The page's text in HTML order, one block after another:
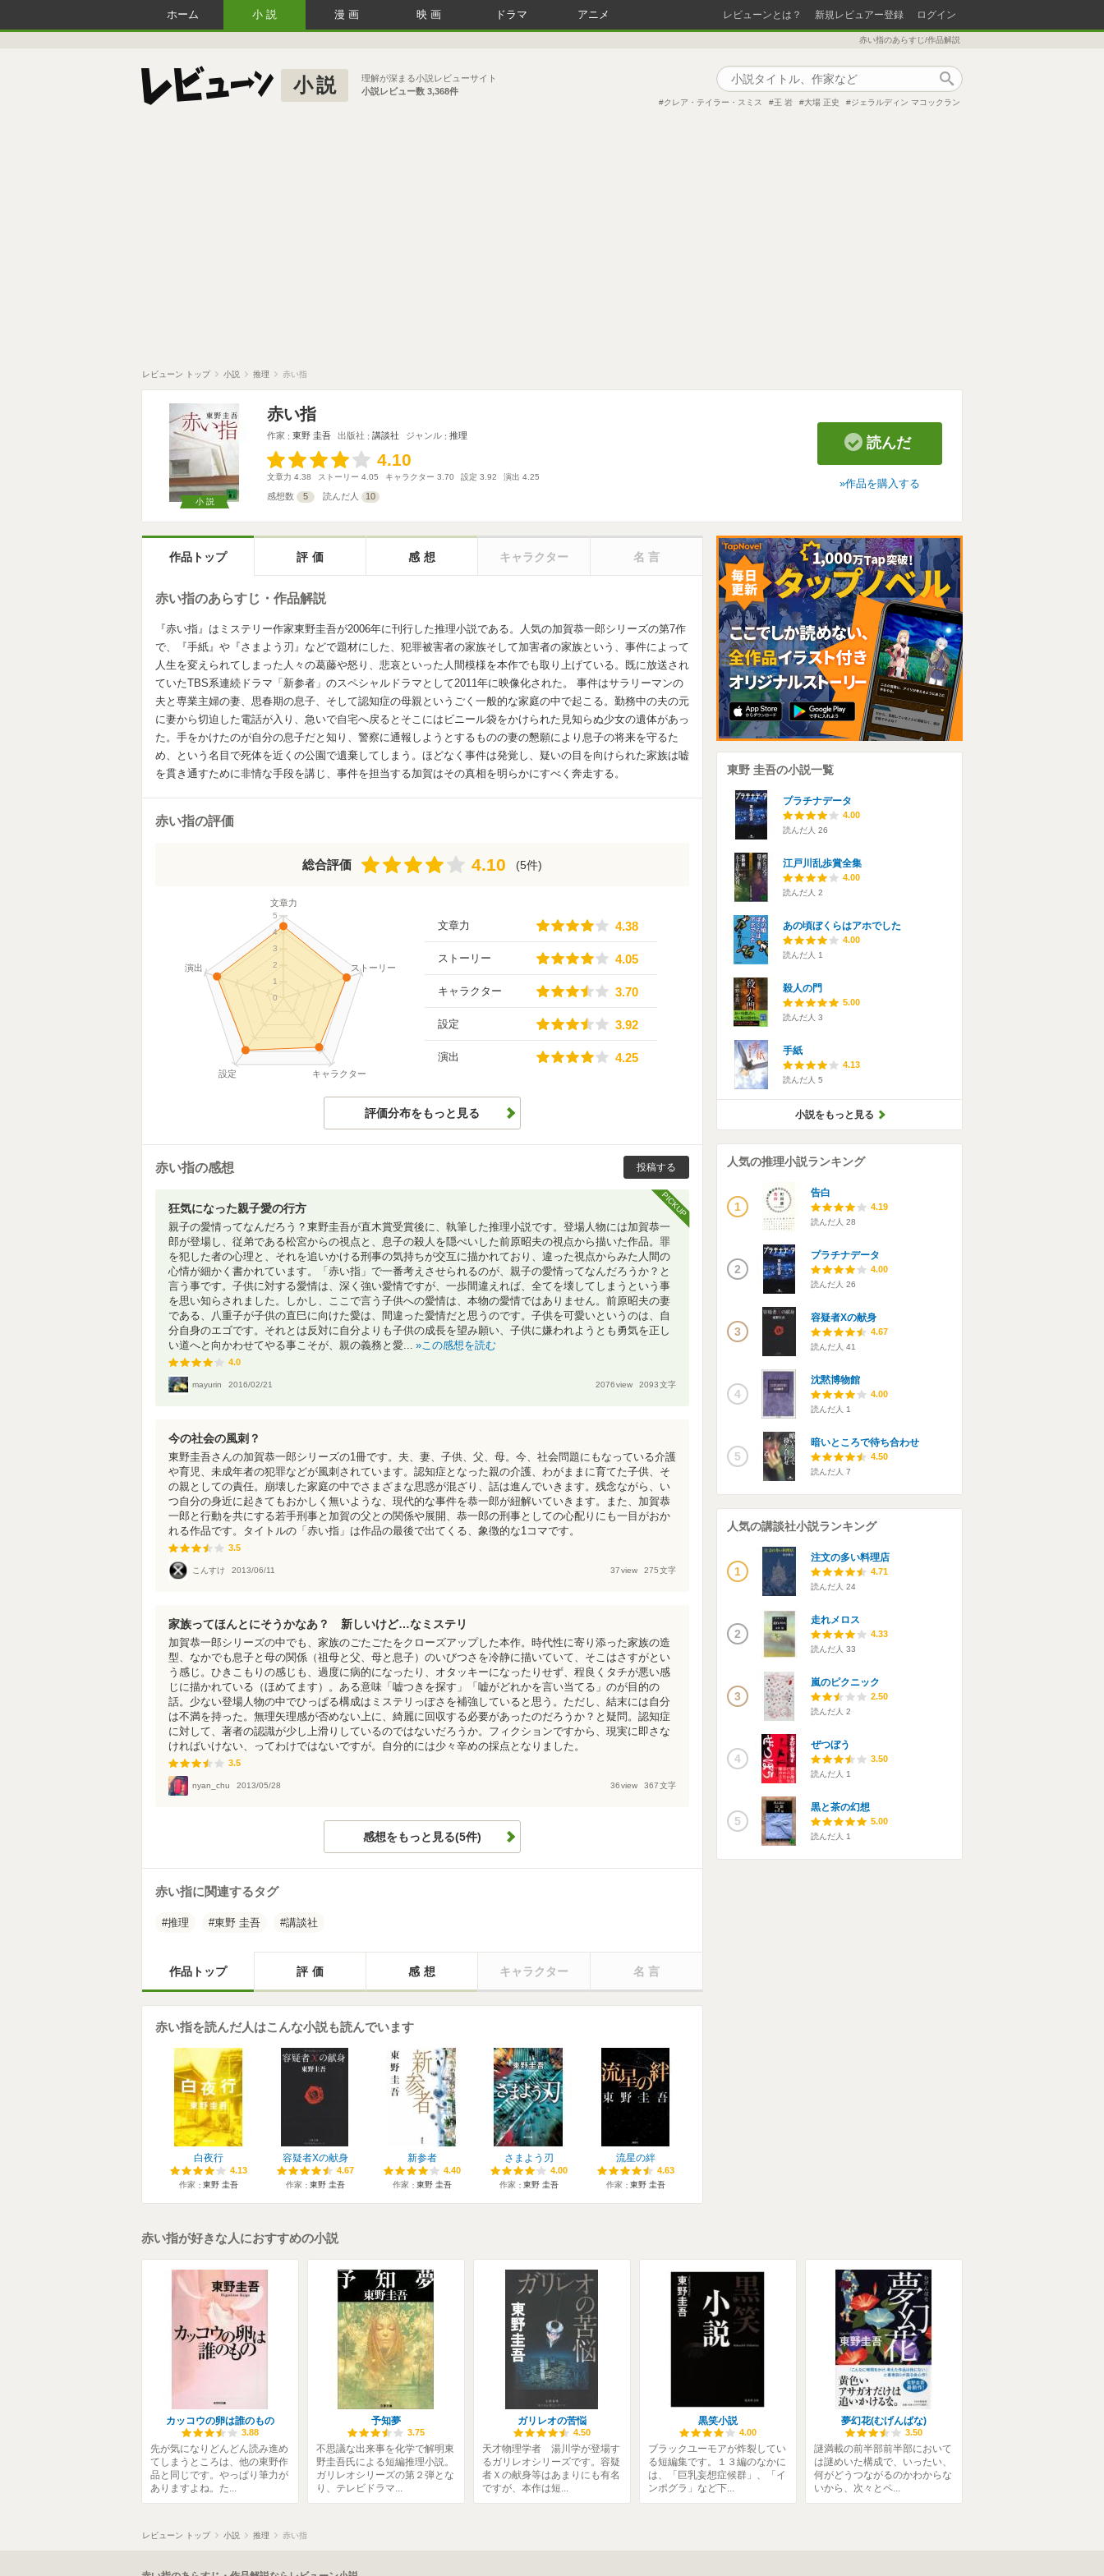
ホーム 小説 漫画 映画 ドラマ アニメ レビューンとは？ 新規レビュアー登録 ログイン
赤い指のあらすじ/作品解説
小説
理解が深まる小説レビューサイト
小説レビュー数 3,368件
クレア・テイラー・スミス 王 岩 大場 正史 ジェラルディン マコックラン
レビューン トップ 小説 推理 赤い指
小説
赤い指
作家 東野 圭吾 出版社 講談社 ジャンル 推理
4.10
4.10
文章力 4.38 ストーリー 4.05 キャラクター 3.70 設定 3.92 演出 4.25
感想数 5 読んだ人 10
読んだ
作品を購入する
作品トップ 評価 感想 キャラクター 名言
赤い指のあらすじ・作品解説
『赤い指』はミステリー作家東野圭吾が2006年に刊行した推理小説である。人気の加賀恭一郎シリーズの第7作
で、『手紙』や『さまよう刃』などで題材にした、犯罪被害者の家族そして加害者の家族という、事件によって
人生を変えられてしまった人々の葛藤や怒り、悲哀といった人間模様を本作でも取り上げている。既に放送され
ていたTBS系連続ドラマ「新参者」のスペシャルドラマとして2011年に映像化された。 事件はサラリーマンの
夫と専業主婦の妻、思春期の息子、そして認知症の母親というごく一般的な家庭の中で起こる。勤務中の夫の元
に妻から切迫した電話が入り、急いで自宅へ戻るとそこにはビニール袋をかけられた見知らぬ少女の遺体があっ
た。手をかけたのが自分の息子だと知り、警察に通報しようとするものの妻の懇願により息子の将来を守るた
め、という名目で死体を近くの公園で遺棄してしまう。ほどなく事件は発覚し、疑いの目を向けられた家族は嘘
を貫き通すために非情な手段を講じ、事件を担当する加賀はその真相を明らかにすべく奔走する。
赤い指の評価
総合評価 4.10
4.10 (5件)
文章力
ストーリー
キャラクター
設定
演出
0
1
2
3
4
5
文章力 4.38
4.38
ストーリー 4.05
4.05
キャラクター 3.70
3.70
設定 3.92
3.92
演出 4.25
4.25
評価分布をもっと見る
赤い指の感想 投稿する
狂気になった親子愛の行方
親子の愛情ってなんだろう？東野圭吾が直木賞受賞後に、執筆した推理小説です。登場人物には加賀恭一
郎が登場し、従弟である松宮からの視点と、息子の殺人を隠ぺいした前原昭夫の視点から描いた作品。罪
を犯した者の心理と、それを追いかける刑事の気持ちが交互に描かれており、違った視点からみた人間の
心情が細かく書かれています。「赤い指」で一番考えさせられるのが、親子の愛情ってなんだろうか？と
言う事です。子供に対する愛情は、深く強い愛情ですが、一歩間違えれば、全てを壊してしまうという事
を思い知らされました。しかし、ここで言う子供への愛情は、本物の愛情ではありません。前原昭夫の妻
である、八重子が子供の直巳に向けた愛は、間違った愛情だと思うのです。子供を可愛いというのは、自
分自身のエゴです。それとは反対に自分よりも子供の成長を望み願い、子供に嫌われようとも勇気を正し
い道へと向かわせてやる事こそが、親の義務と愛...
この感想を読む
4.0
4.0
mayurin 2016/02/21 2076view 2093文字
PICKUP
今の社会の風刺？
東野圭吾さんの加賀恭一郎シリーズの1冊です。夫、妻、子供、父、母。今、社会問題にもなっている介護
や育児、未成年者の犯罪などが風刺されています。認知症となった親の介護、わがままに育てた子供、そ
の親としての責任。崩壊した家庭の中でさまざまな思惑が混ざり、話は進んでいきます。残念ながら、い
つ自分の身近に起きてもおかしく無いような、現代的な事件を恭一郎が紐解いていきます。また、加賀恭
一郎と行動を共にする若手刑事と加賀の父との関係や展開、恭一郎の刑事としての心配りにも一目がおか
れる作品です。タイトルの「赤い指」は作品の最後で出てくる、象徴的な1コマです。
3.5
3.5
こんすけ 2013/06/11 37view 275文字
家族ってほんとにそうかなあ？ 新しいけど…なミステリ
加賀恭一郎シリーズの中でも、家族のごたごたをクローズアップした本作。時代性に寄り添った家族の造
型、なかでも息子と母の関係（祖母と父、母と息子）のいびつさを冷静に描いていて、そこはさすがとい
う感じ。ひきこもりの感じも、過度に病的になったり、オタッキーになったりせず、程良くタチが悪い感
じに描かれている（ほめてます）。ある意味「嘘つきを探す」「嘘がどれかを言い当てる」のが目的の
話。少ない登場人物の中でひっぱる構成はミステリっぽさを補強していると思う。ただし、結末には自分
は不満を持った。無理矢理感が否めない上に、綺麗に回収する必要があったのだろうか？と疑問。認知症
に対して、著者の認識が少し上滑りしているのではないだろうか。フィクションですから、現実に即さな
ければいけない、ってわけではないですが。自分的には少々辛めの採点となりました。
3.5
3.5
nyan_chu 2013/05/28 36view 367文字
感想をもっと見る(5件)
赤い指に関連するタグ
推理 東野 圭吾 講談社
作品トップ 評価 感想 キャラクター 名言
赤い指を読んだ人はこんな小説も読んでいます
白夜行
4.13
4.13
作家 東野 圭吾
容疑者Xの献身
4.67
4.67
作家 東野 圭吾
新参者
4.40
4.40
作家 東野 圭吾
さまよう刃
4.00
4.00
作家 東野 圭吾
流星の絆
4.63
4.63
作家 東野 圭吾
東野 圭吾の小説一覧
プラチナデータ
4.00
読んだ人 26
江戸川乱歩賞全集
4.00
読んだ人 2
あの頃ぼくらはアホでした
4.00
読んだ人 1
殺人の門
5.00
読んだ人 3
手紙
4.13
読んだ人 5
小説をもっと見る
人気の推理小説ランキング
1
告白
4.19
読んだ人 28
2
プラチナデータ
4.00
読んだ人 26
3
容疑者Xの献身
4.67
読んだ人 41
4
沈黙博物館
4.00
読んだ人 1
5
暗いところで待ち合わせ
4.50
読んだ人 7
人気の講談社小説ランキング
1
注文の多い料理店
4.71
読んだ人 24
2
走れメロス
4.33
読んだ人 33
3
嵐のピクニック
2.50
読んだ人 2
4
ぜつぼう
3.50
読んだ人 1
5
黒と茶の幻想
5.00
読んだ人 1
赤い指が好きな人におすすめの小説
カッコウの卵は誰のもの
3.88
先が気になりどんどん読み進め
てしまうところは、他の東野作
品と同じです。やっぱり筆力が
ありますよね。た...
予知夢
3.75
不思議な出来事を化学で解明東
野圭吾氏による短編推理小説。
ガリレオシリーズの第２弾とな
り、テレビドラマ...
ガリレオの苦悩
4.50
天才物理学者 湯川学が登場す
るガリレオシリーズです。容疑
者Ｘの献身等はあまりにも有名
ですが、本作は短...
黒笑小説
4.00
ブラックユーモアが炸裂してい
る短編集です。１３編のなかに
は、「巨乳妄想症候群」、「イ
ンポグラ」など下...
夢幻花(むげんばな)
3.50
謎満載の前半部前半部において
は謎めいた構成で、いったい、
何がどうつながるのかわからな
いから、次々とペ...
レビューン トップ 小説 推理 赤い指